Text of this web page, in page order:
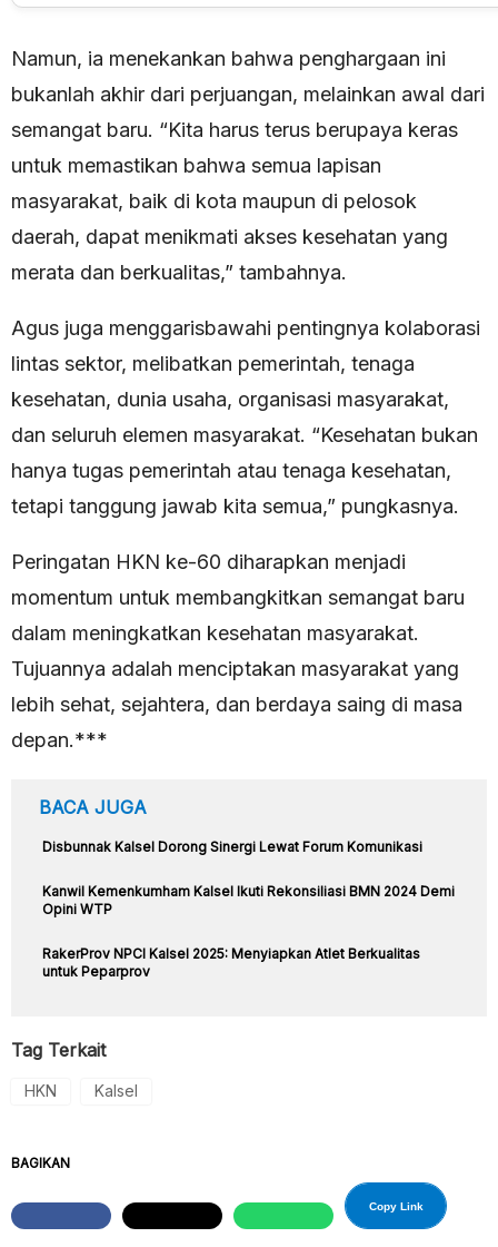
Namun, ia menekankan bahwa penghargaan ini
bukanlah akhir dari perjuangan, melainkan awal dari
semangat baru. “Kita harus terus berupaya keras
untuk memastikan bahwa semua lapisan
masyarakat, baik di kota maupun di pelosok
daerah, dapat menikmati akses kesehatan yang
merata dan berkualitas,” tambahnya.
Agus juga menggarisbawahi pentingnya kolaborasi
lintas sektor, melibatkan pemerintah, tenaga
kesehatan, dunia usaha, organisasi masyarakat,
dan seluruh elemen masyarakat. “Kesehatan bukan
hanya tugas pemerintah atau tenaga kesehatan,
tetapi tanggung jawab kita semua,” pungkasnya.
Peringatan HKN ke-60 diharapkan menjadi
momentum untuk membangkitkan semangat baru
dalam meningkatkan kesehatan masyarakat.
Tujuannya adalah menciptakan masyarakat yang
lebih sehat, sejahtera, dan berdaya saing di masa
depan.***
BACA JUGA
Disbunnak Kalsel Dorong Sinergi Lewat Forum Komunikasi
Kanwil Kemenkumham Kalsel Ikuti Rekonsiliasi BMN 2024 Demi
Opini WTP
RakerProv NPCI Kalsel 2025: Menyiapkan Atlet Berkualitas
untuk Peparprov
Tag Terkait
HKN Kalsel
BAGIKAN
Copy Link